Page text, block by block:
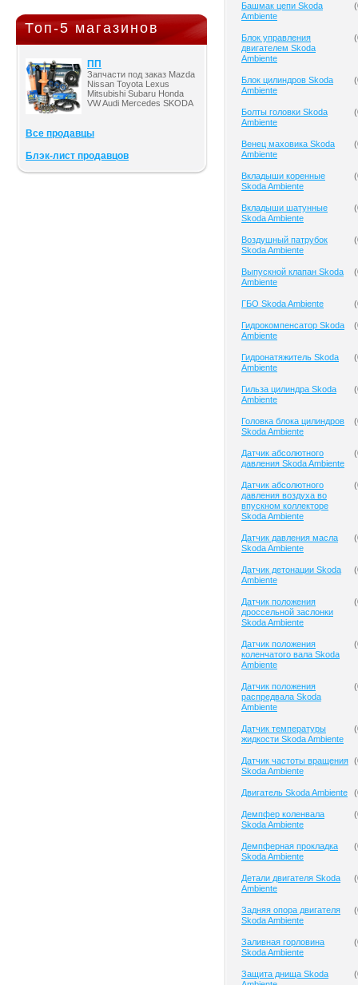
Топ-5 магазинов
ПП
Запчасти под заказ Mazda
Nissan Toyota Lexus
Mitsubishi Subaru Honda
VW Audi Mercedes SKODA
Все продавцы
Блэк-лист продавцов
Башмак цепи Skoda
Ambiente
(
Блок управления
двигателем Skoda
Ambiente
(
Блок цилиндров Skoda
Ambiente
(
Болты головки Skoda
Ambiente
(
Венец маховика Skoda
Ambiente
(
Вкладыши коренные
Skoda Ambiente
(
Вкладыши шатунные
Skoda Ambiente
(
Воздушный патрубок
Skoda Ambiente
(
Выпускной клапан Skoda
Ambiente
(
ГБО Skoda Ambiente (
Гидрокомпенсатор Skoda
Ambiente
(
Гидронатяжитель Skoda
Ambiente
(
Гильза цилиндра Skoda
Ambiente
(
Головка блока цилиндров
Skoda Ambiente
(
Датчик абсолютного
давления Skoda Ambiente
(
Датчик абсолютного
давления воздуха во
впускном коллекторе
Skoda Ambiente
(
Датчик давления масла
Skoda Ambiente
(
Датчик детонации Skoda
Ambiente
(
Датчик положения
дроссельной заслонки
Skoda Ambiente
(
Датчик положения
коленчатого вала Skoda
Ambiente
(
Датчик положения
распредвала Skoda
Ambiente
(
Датчик температуры
жидкости Skoda Ambiente
(
Датчик частоты вращения
Skoda Ambiente
(
Двигатель Skoda Ambiente (
Демпфер коленвала
Skoda Ambiente
(
Демпферная прокладка
Skoda Ambiente
(
Детали двигателя Skoda
Ambiente
(
Задняя опора двигателя
Skoda Ambiente
(
Заливная горловина
Skoda Ambiente
(
Защита днища Skoda
(